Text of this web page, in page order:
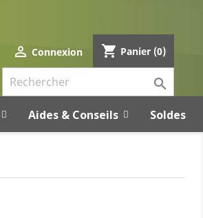
 Connexion shopping_cart Panier (0)

Aides & Conseils Soldes